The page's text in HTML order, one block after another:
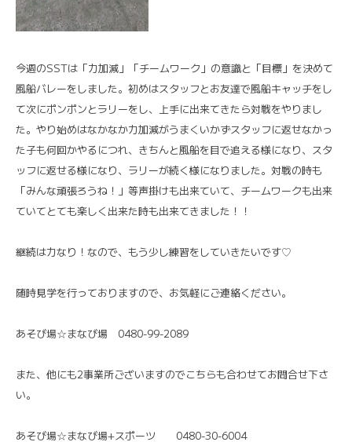
今週のSSTは「力加減」「チームワーク」の意識と「目標」を決めて
風船バレーをしました。初めはスタッフとお友達で風船キャッチをし
て次にポンポンとラリーをし、上手に出来てきたら対戦をやりまし
た。やり始めはなかなか力加減がうまくいかずスタッフに返せなかっ
た子も何回かやるにつれ、きちんと風船を目で追える様になり、スタ
ッフに返せる様になり、ラリーが続く様になりました。対戦の時も
「みんな頑張ろうね！」等声掛けも出来ていて、チームワークも出来
ていてとても楽しく出来た時も出来てきました！！
継続は力なり！なので、もう少し練習をしていきたいです♡
随時見学を行っておりますので、お気軽にご連絡ください。
あそび場☆まなび場 0480-99-2089
また、他にも2事業所ございますのでこちらも合わせてお問合せ下さ
い。
あそび場☆まなび場+スポーツ 0480-30-6004